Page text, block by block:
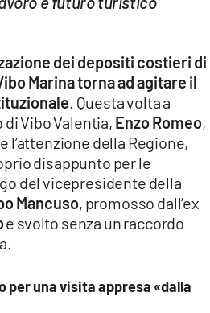
dei depositi costieri di
Marina torna ad agitare il
. Questa volta a
Vibo Valentia, Enzo Romeo,
l’attenzione della Regione,
disappunto per le
del vicepresidente della
Mancuso, promosso dall’ex
e svolto senza un raccordo
per una visita appresa «dalla